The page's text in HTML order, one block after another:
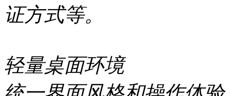
证方式等。
轻量桌面环境